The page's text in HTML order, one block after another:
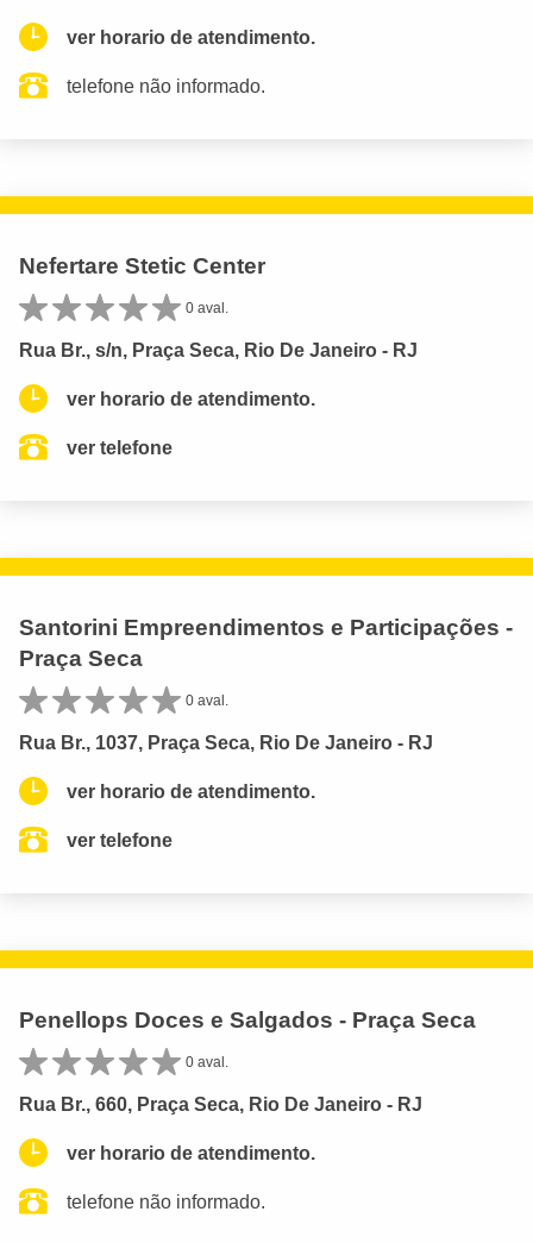
ver horario de atendimento.
telefone não informado.
Nefertare Stetic Center
0 aval.
Rua Br., s/n, Praça Seca, Rio De Janeiro - RJ
ver horario de atendimento.
ver telefone
Santorini Empreendimentos e Participações -
Praça Seca
0 aval.
Rua Br., 1037, Praça Seca, Rio De Janeiro - RJ
ver horario de atendimento.
ver telefone
Penellops Doces e Salgados - Praça Seca
0 aval.
Rua Br., 660, Praça Seca, Rio De Janeiro - RJ
ver horario de atendimento.
telefone não informado.